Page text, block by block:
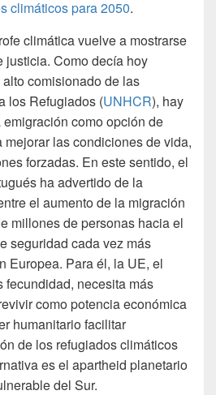
climáticos para 2050.
climática vuelve a mostrarse
justicia. Como decía hoy
alto comisionado de las
los Refugiados (UNHCR), hay
como opción de
las condiciones de vida,
forzadas. En este sentido, el
ha advertido de la
el aumento de la migración
millones de personas hacia el
seguridad cada vez más
Europea. Para él, la UE, el
fecundidad, necesita más
como potencia económica
humanitario facilitar
de los refugiados climáticos
es el apartheid planetario
del Sur.